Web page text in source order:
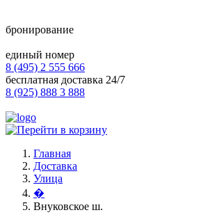
бронирование
единый номер
8 (495) 2 555 666
бесплатная доставка 24/7
8 (925) 888 3 888
Главная
Доставка
Улица
�
Внуковское ш.